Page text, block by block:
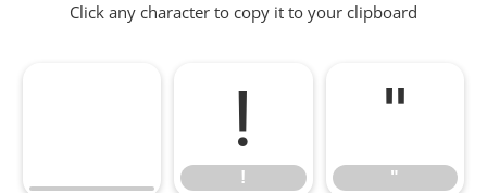
Click any character to copy it to your clipboard
!
!
"
"